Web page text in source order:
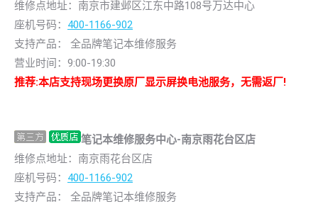
维修点地址：南京市建邺区江东中路108号万达中心
座机号码： 400-1166-902
支持产品： 全品牌笔记本维修服务
营业时间：9:00-19:30
推荐:本店支持现场更换原厂显示屏换电池服务，无需返厂!
笔记本维修服务中心-南京雨花台区店
维修点地址：南京雨花台区店
座机号码： 400-1166-902
支持产品： 全品牌笔记本维修服务